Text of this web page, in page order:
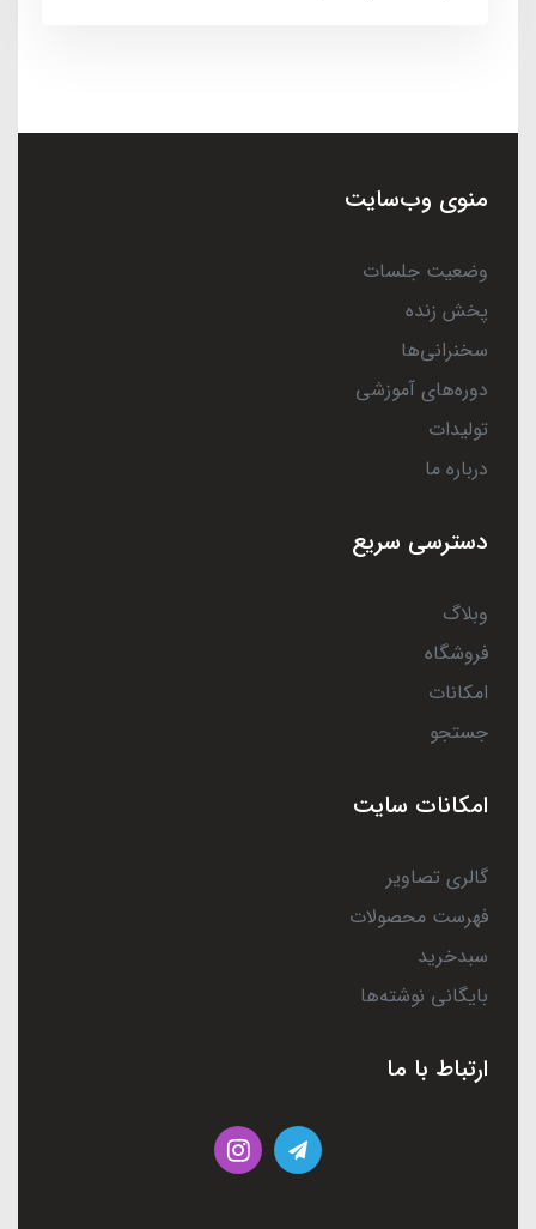
منوی وب‌سایت
وضعیت جلسات
پخش زنده
سخنرانی‌ها
دوره‌های آموزشی
تولیدات
درباره ما
دسترسی سریع
وبلاگ
فروشگاه
امکانات
جستجو
امکانات سایت
گالری تصاویر
فهرست محصولات
سبدخرید
بایگانی نوشته‌ها
ارتباط با ما